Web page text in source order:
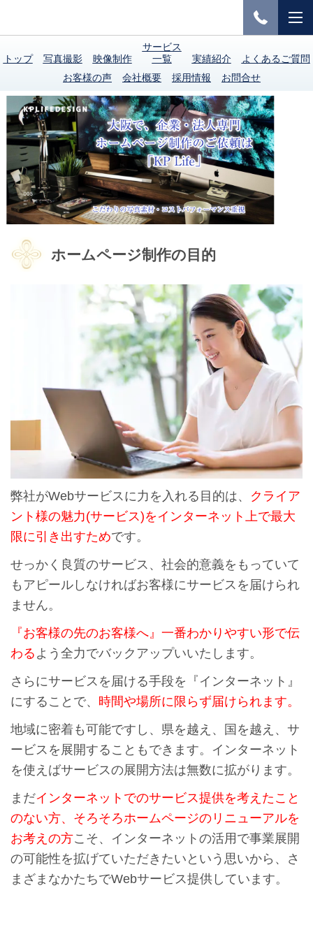
トップ 写真撮影 映像制作
サービス
一覧
実績紹介
よくあるご質問
お客様の声
会社概要 採用情報 お問合せ
ホームページ制作の目的
弊社がWebサービスに力を入れる目的は、 クライア
ント様の魅力(サービス)をインターネット上で最大
限に引き出すためです。
せっかく良質のサービス、社会的意義をもっていて
もアピールしなければお客様にサービスを届けられ
ません。
『お客様の先のお客様へ』一番わかりやすい形で伝
わるよう全力でバックアップいいたします。
さらにサービスを届ける手段を『インターネット』
にすることで、 時間や場所に限らず届けられます。
地域に密着も可能ですし、県を越え、国を越え、サ
ービスを展開することもできます。インターネット
を使えばサービスの展開方法は無数に拡がります。
まだインターネットでのサービス提供を考えたこと
のない方、そろそろホームページのリニューアルを
お考えの方こそ、インターネットの活用で事業展開
の可能性を拡げていただきたいという思いから、さ
まざまなかたちでWebサービス提供しています。